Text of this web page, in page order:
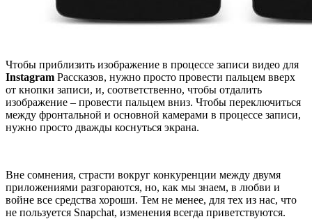
Чтобы приблизить изображение в процессе записи видео для
Instagram Рассказов, нужно просто провести пальцем вверх
от кнопки записи, и, соответственно, чтобы отдалить
изображение – провести пальцем вниз. Чтобы переключиться
между фронтальной и основной камерами в процессе записи,
нужно просто дважды коснуться экрана.
Вне сомнения, страсти вокруг конкуренции между двумя
приложениями разгораются, но, как мы знаем, в любви и
войне все средства хороши. Тем не менее, для тех из нас, что
не пользуется Snapchat, изменения всегда приветствуются.